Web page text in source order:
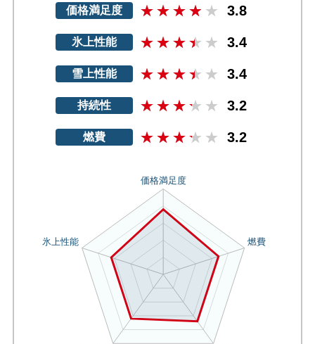
価格満足度 3.8
氷上性能 3.4
雪上性能 3.4
持続性 3.2
燃費 3.2